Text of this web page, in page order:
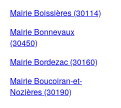
Mairie Boissières (30114)
Mairie Bonnevaux
(30450)
Mairie Bordezac (30160)
Mairie Boucoiran-et-
Nozières (30190)